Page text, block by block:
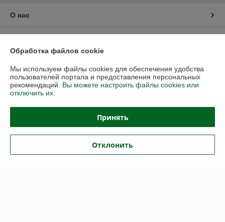
О нас
График работы
Полная версия сайта
Политика обработки cookies
Сайт создан на платформе Deal.by
Обработка файлов cookie
Мы используем файлы cookies для обеспечения удобства
пользователей портала и предоставления персональных
рекомендаций. Вы можете настроить файлы cookies или
отключить их.
Принять
Отклонить